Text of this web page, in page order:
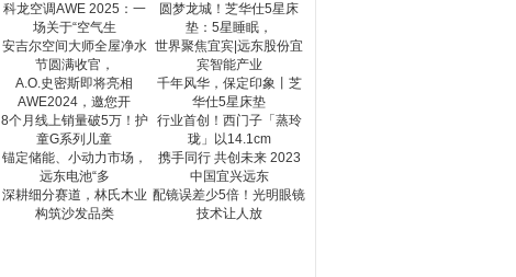
科龙空调AWE 2025：一
场关于“空气生
圆梦龙城！芝华仕5星床
垫：5星睡眠，
安吉尔空间大师全屋净水
节圆满收官，
世界聚焦宜宾|远东股份宜
宾智能产业
A.O.史密斯即将亮相
AWE2024，邀您开
千年风华，保定印象丨芝
华仕5星床垫
8个月线上销量破5万！护
童G系列儿童
行业首创！西门子「蒸玲
珑」以14.1cm
锚定储能、小动力市场，
远东电池“多
携手同行 共创未来 2023
中国宜兴远东
深耕细分赛道，林氏木业
构筑沙发品类
配镜误差少5倍！光明眼镜
技术让人放